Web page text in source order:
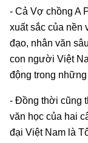
- Cả Vợ chồng A
xuất sắc của nền
đạo, nhân văn
con người Việt
động trong
- Đồng thời cũng
văn học của hai
đại Việt Nam là